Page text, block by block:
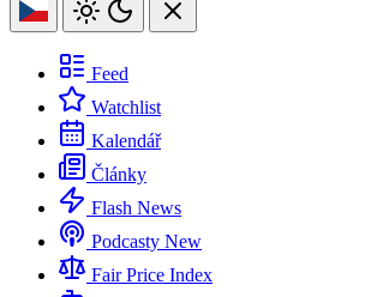
Feed
Watchlist
Kalendář
Články
Flash News
Podcasty New
Fair Price Index